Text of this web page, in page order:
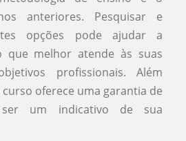
anteriores. Pesquisar e
opções pode ajudar a
que melhor atende às suas
profissionais. Além
oferece uma garantia de
ser um indicativo de sua